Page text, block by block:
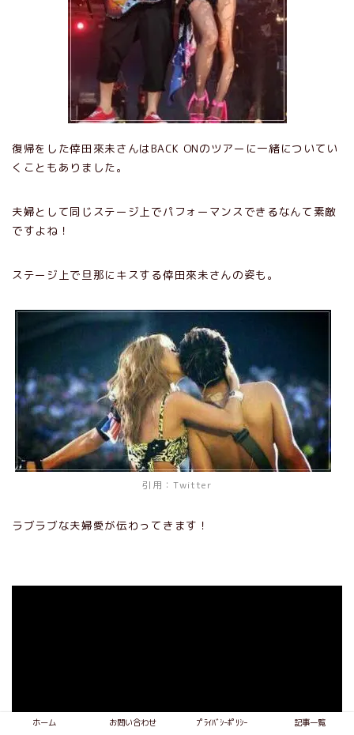
復帰をした倖田來未さんはBACK ONのツアーに一緒についてい
くこともありました。
夫婦として同じステージ上でパフォーマンスできるなんて素敵
ですよね！
ステージ上で旦那にキスする倖田來未さんの姿も。
引用：Twitter
ラブラブな夫婦愛が伝わってきます！
ホーム お問い合わせ ﾌﾟﾗｲﾊﾞｼｰﾎﾟﾘｼｰ 記事一覧